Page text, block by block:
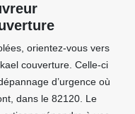
orientez-vous vers
couverture. Celle-ci
d’urgence où
dans le 82120. Le